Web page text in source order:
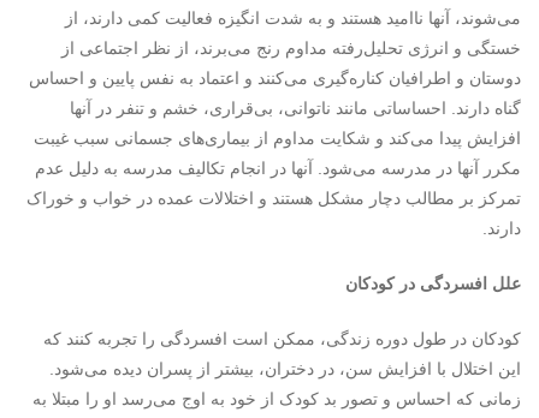
می‌شوند، آنها ناامید هستند و به شدت انگیزه فعالیت کمی‌ دارند، از
خستگی و انرژی تحلیل‌رفته مداوم رنج می‌برند، از نظر اجتماعی از
دوستان و اطرافیان کناره‌گیری می‌کنند و اعتماد به نفس پایین و احساس
گناه دارند. احساساتی مانند ناتوانی، بی‌قراری، خشم و تنفر در آنها
افزایش پیدا می‌کند و شکایت‌ مداوم از بیماری‌های جسمانی سبب غیبت‌
مکرر آنها در مدرسه می‌شود. آنها در انجام تکالیف مدرسه به دلیل عدم
تمرکز بر مطالب دچار مشکل هستند و اختلالات عمده در خواب و خوراک
دارند.
علل افسردگی در کودکان
کودکان در طول دوره زندگی‌، ممکن است افسردگی را تجربه کنند که
این اختلال با افزایش سن، در دختران، بیشتر از پسران دیده می‌شود.
زمانی که احساس و تصور بد کودک از خود به اوج می‌رسد او را مبتلا به